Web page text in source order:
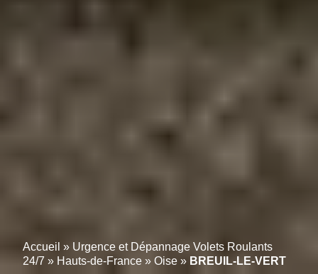
Accueil » Urgence et Dépannage Volets Roulants
24/7 » Hauts-de-France » Oise » BREUIL-LE-VERT